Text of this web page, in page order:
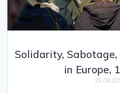
Solidarity,
in Europe,